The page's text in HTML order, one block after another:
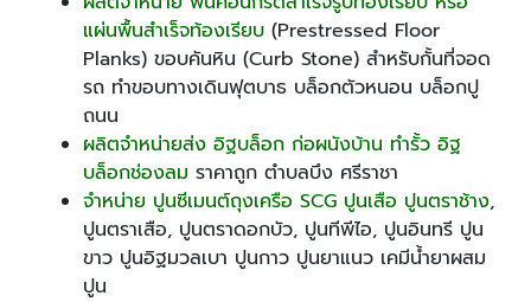
แผ่นพื้นสำเร็จท้องเรียบ (Prestressed Floor
Planks) ขอบคันหิน (Curb Stone) สำหรับกั้นที่จอด
รถ ทำขอบทางเดินฟุตบาธ บล็อกตัวหนอน บล็อกปู
ถนน
ผลิตจำหน่ายส่ง อิฐบล็อก ก่อผนังบ้าน ทำรั้ว อิฐ
บล็อกช่องลม ราคาถูก ตำบลบึง ศรีราชา
จำหน่าย ปูนซีเมนต์ถุงเครือ SCG ปูนเสือ ปูนตราช้าง,
ปูนตราเสือ, ปูนตราดอกบัว, ปูนทีพีไอ, ปูนอินทรี ปูน
ขาว ปูนอิฐมวลเบา ปูนกาว ปูนยาแนว เคมีน้ำยาผสม
ปูน